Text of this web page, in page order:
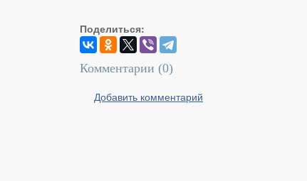
Поделиться:
Комментарии (0)
Добавить комментарий